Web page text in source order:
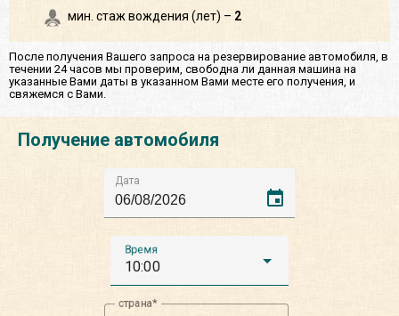
мин. стаж вождения (лет) – 2
После получения Вашего запроса на резервирование автомобиля, в
течении 24 часов мы проверим, свободна ли данная машина на
указанные Вами даты в указанном Вами месте его получения, и
свяжемся с Вами.
Получение автомобиля
Дата
event
Время
10:00
страна